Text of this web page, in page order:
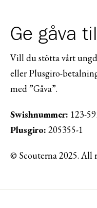
Ge gåva
Vill du stötta vårt
eller Plusgiro-
med ”Gåva”.
Swishnummer: 123-
Plusgiro: 205355-1
© Scouterna 2025. All